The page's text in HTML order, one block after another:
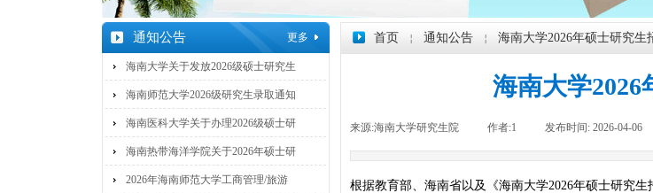
通知公告 更多 首页 ￤ 通知公告 ￤ 海南大学2026年硕士研究生
海南大学关于发放2026级硕士研究生
海南师范大学2026级研究生录取通知
海南医科大学关于办理2026级硕士研
海南热带海洋学院关于2026年硕士研
2026年海南师范大学工商管理/旅游
海南大学
来源:海南大学研究生院 作者:1 发布时间: 2026-04-06
根据教育部、海南省以及《海南大学2026年硕士研究